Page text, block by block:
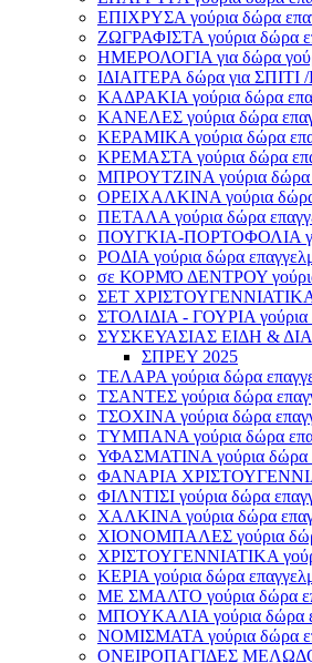
ΕΠΙΧΡΥΣΑ γούρια δώρα
ΖΩΓΡΑΦΙΣΤΑ γούρια δώρα
ΗΜΕΡΟΛΟΓΙΑ για δώρα
ΙΔΙΑΙΤΕΡΑ δώρα για
ΚΑΔΡΑΚΙΑ γούρια δώρα
ΚΑΝΕΛΕΣ γούρια δώρα
ΚΕΡΑΜΙΚΑ γούρια δώρα
ΚΡΕΜΑΣΤΑ γούρια δώρα
ΜΠΡΟΥΤΖΙΝΑ γούρια δώρα
ΟΡΕΙΧΑΛΚΙΝΑ γούρια δώρα
ΠΕΤΑΛΑ γούρια δώρα
ΠΟΥΓΚΙΑ-ΠΟΡΤΟΦΟΛΙΑ
ΡΟΔΙΑ γούρια δώρα
σε ΚΟΡΜΌ ΔΕΝΤΡΟΥ γούρια
ΣΕΤ ΧΡΙΣΤΟΥΓΕΝΝΙΑΤΙΚΑ
ΣΤΟΛΙΔΙΑ - ΓΟΥΡΙΑ γούρια
ΣΥΣΚΕΥΑΣΙΑΣ ΕΙΔΗ &
ΣΠΡΕΥ 2025
ΤΕΛΑΡΑ γούρια δώρα
ΤΣΑΝΤΕΣ γούρια δώρα
ΤΣΟΧΙΝΑ γούρια δώρα
ΤΥΜΠΑΝΑ γούρια δώρα
ΥΦΑΣΜΑΤΙΝΑ γούρια δώρα
ΦΑΝΑΡΙΑ
ΦΙΛΝΤΙΣΙ γούρια δώρα
ΧΑΛΚΙΝΑ γούρια δώρα
ΧΙΟΝΟΜΠΑΛΕΣ γούρια δώρα
ΧΡΙΣΤΟΥΓΕΝΝΙΑΤΙΚΑ
ΚΕΡΙΑ γούρια δώρα
ΜΕ ΣΜΑΛΤΟ γούρια δώρα
ΜΠΟΥΚΑΛΙΑ γούρια δώρα
ΝΟΜΙΣΜΑΤΑ γούρια δώρα
ΟΝΕΙΡΟΠΑΓΙΔΕΣ ΜΕΛΩΔΟΙ